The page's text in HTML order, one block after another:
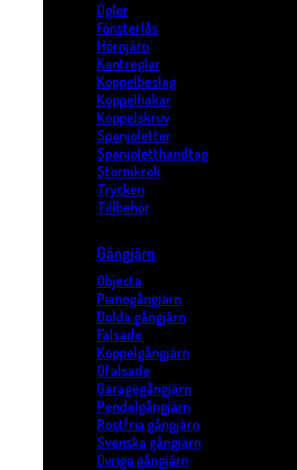
Öglor
Fönsterlås
Hörnjärn
Kantreglar
Koppelbeslag
Koppelhakar
Koppelskruv
Spanjoletter
Spanjoletthandtag
Stormkrok
Trycken
Tillbehör
Gångjärn
Objecta
Pianogångjärn
Dolda gångjärn
Falsade
Koppelgångjärn
Ofalsade
Garagegångjärn
Pendelgångjärn
Rostfria gångjärn
Svenska gångjärn
Övriga gångjärn